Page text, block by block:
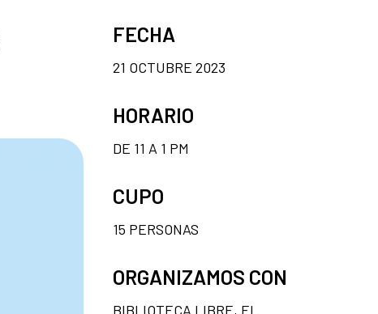
FECHA
21 OCTUBRE 2023
HORARIO
DE 11 A 1 PM
CUPO
15 PERSONAS
ORGANIZAMOS CON
BIBLIOTECA LIBRE, EL